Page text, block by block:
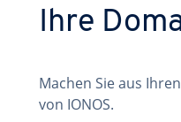
Ihre
Machen Sie aus
von IONOS.